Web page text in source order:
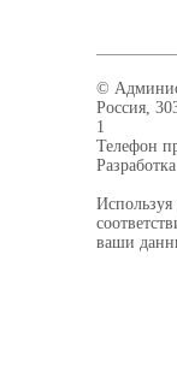
©
Россия,
1
Телефон
Используя
ваши